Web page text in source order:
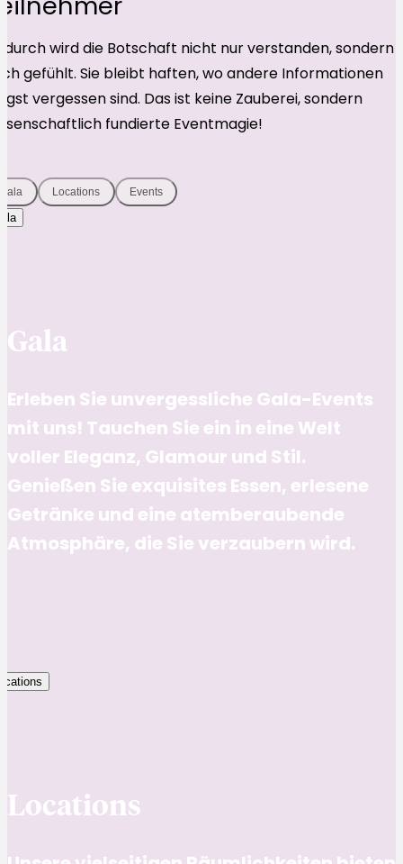
wird die Botschaft nicht nur verstanden, sondern
gefühlt. Sie bleibt haften, wo andere Informationen
vergessen sind. Das ist keine Zauberei, sondern
fundierte Eventmagie!
Gala Locations Events
Gala
Erleben Sie unvergessliche Gala-Events
mit uns! Tauchen Sie ein in eine Welt
voller Eleganz, Glamour und Stil.
Genießen Sie exquisites Essen, erlesene
Getränke und eine atemberaubende
Atmosphäre, die Sie verzaubern wird.
Locations